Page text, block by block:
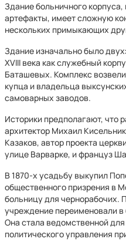
Здание больничного
артефакты, имеет сложную
нескольких примыкающих
Здание изначально было
XVIII века как служебный
Баташевых. Комплекс
купца и владельца
самоварных заводов.
Историки предполагают, что
архитектор Михаил
Казаков, автор проекта
улице Варварке, и француз
В 1870-х усадьбу выкупил
общественного призрения в
больницу для чернорабочих.
учреждение переименовали
Она стала ведомственной
политического управления